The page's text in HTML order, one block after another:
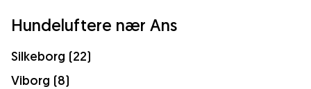
Hundeluftere nær Ans
Silkeborg (22)
Viborg (8)